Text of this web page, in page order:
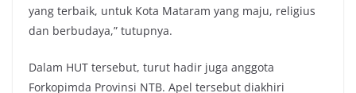
yang terbaik, untuk Kota Mataram yang maju, religius
dan berbudaya,” tutupnya.
Dalam HUT tersebut, turut hadir juga anggota
Forkopimda Provinsi NTB. Apel tersebut diakhiri